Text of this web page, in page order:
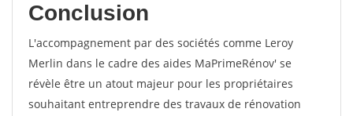
Conclusion
L'accompagnement par des sociétés comme Leroy
Merlin dans le cadre des aides MaPrimeRénov' se
révèle être un atout majeur pour les propriétaires
souhaitant entreprendre des travaux de rénovation